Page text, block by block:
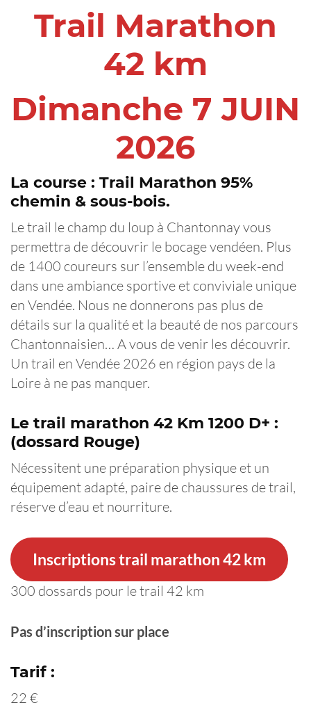
Trail Marathon
42 km
Dimanche 7 JUIN
2026
La course : Trail Marathon 95%
chemin & sous-bois.
Le trail le champ du loup à Chantonnay vous
permettra de découvrir le bocage vendéen. Plus
de 1400 coureurs sur l’ensemble du week-end
dans une ambiance sportive et conviviale unique
en Vendée. Nous ne donnerons pas plus de
détails sur la qualité et la beauté de nos parcours
Chantonnaisien… A vous de venir les découvrir.
Un trail en Vendée 2026 en région pays de la
Loire à ne pas manquer.
Le trail marathon 42 Km 1200 D+ :
(dossard Rouge)
Nécessitent une préparation physique et un
équipement adapté, paire de chaussures de trail,
réserve d’eau et nourriture.
Inscriptions trail marathon 42 km
300 dossards pour le trail 42 km
Pas d’inscription sur place
Tarif :
22 €